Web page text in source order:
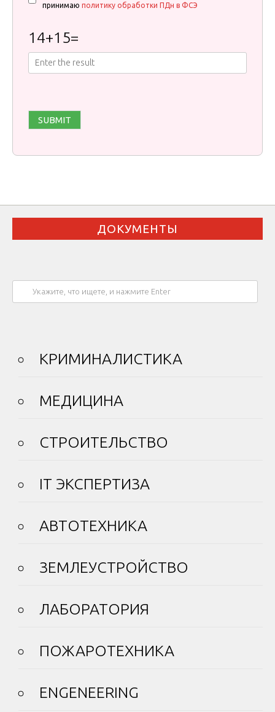
принимаю политику обработки ПДн в ФСЭ
14+15=
ДОКУМЕНТЫ
КРИМИНАЛИСТИКА
МЕДИЦИНА
СТРОИТЕЛЬСТВО
IT ЭКСПЕРТИЗА
АВТОТЕХНИКА
ЗЕМЛЕУСТРОЙСТВО
ЛАБОРАТОРИЯ
ПОЖАРОТЕХНИКА
ENGENEERING